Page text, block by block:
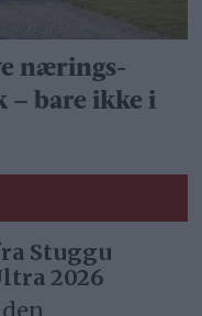
nærings­
– bare ikke i
Stuggu
2026